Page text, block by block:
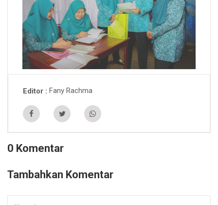
Editor Fany Rachma
0 Komentar
Tambahkan Komentar